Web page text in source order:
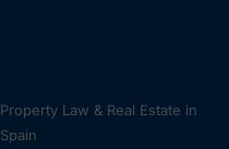
Property Law & Real Estate in
Spain